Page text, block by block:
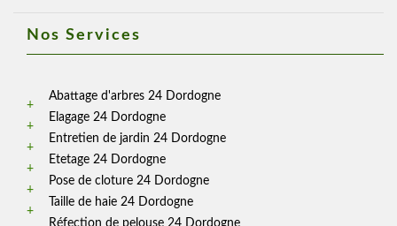
Nos Services
Abattage d'arbres 24 Dordogne
Elagage 24 Dordogne
Entretien de jardin 24 Dordogne
Etetage 24 Dordogne
Pose de cloture 24 Dordogne
Taille de haie 24 Dordogne